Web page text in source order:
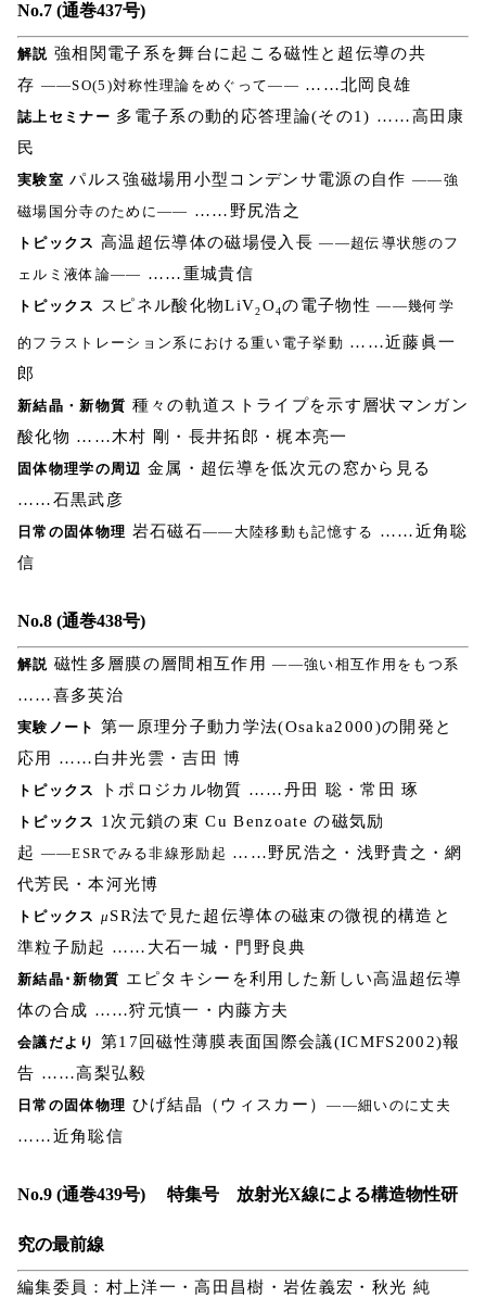
No.7 (通巻437号)
解説 強相関電子系を舞台に起こる磁性と超伝導の共
存 ――SO(5)対称性理論をめぐって―― ……北岡良雄
誌上セミナー 多電子系の動的応答理論(その1) ……高田康
民
実験室 パルス強磁場用小型コンデンサ電源の自作 ――強
磁場国分寺のために―― ……野尻浩之
トピックス 高温超伝導体の磁場侵入長――超伝導状態のフ
ェルミ液体論―― ……重城貴信
トピックス スピネル酸化物LiV2O4の電子物性――幾何学
的フラストレーション系における重い電子挙動 ……近藤眞一
郎
新結晶・新物質 種々の軌道ストライプを示す層状マンガン
酸化物 ……木村 剛・長井拓郎・梶本亮一
固体物理学の周辺 金属・超伝導を低次元の窓から見る
……石黒武彦
日常の固体物理 岩石磁石――大陸移動も記憶する ……近角聡
信
No.8 (通巻438号)
解説 磁性多層膜の層間相互作用――強い相互作用をもつ系
……喜多英治
実験ノート 第一原理分子動力学法(Osaka2000)の開発と
応用 ……白井光雲・吉田 博
トピックス トポロジカル物質 ……丹田 聡・常田 琢
トピックス 1次元鎖の束 Cu Benzoate の磁気励
起 ――ESRでみる非線形励起 ……野尻浩之・浅野貴之・網
代芳民・本河光博
トピックス μ SR法で見た超伝導体の磁束の微視的構造と
準粒子励起 ……大石一城・門野良典
新結晶･新物質 エピタキシーを利用した新しい高温超伝導
体の合成 ……狩元慎一・内藤方夫
会議だより 第17回磁性薄膜表面国際会議(ICMFS2002)報
告 ……高梨弘毅
日常の固体物理 ひげ結晶（ウィスカー）――細いのに丈夫
……近角聡信
No.9 (通巻439号) 特集号 放射光X線による構造物性研
究の最前線
編集委員：村上洋一・高田昌樹・岩佐義宏・秋光 純